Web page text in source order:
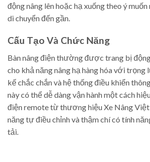
động nâng lên hoặc hạ xuống theo ý
di chuyển đến gần.
Cấu Tạo Và Chức Năng
Bàn nâng điện thường được trang bị
cho khả năng nâng hạ hàng hóa với
kế chắc chắn và hệ thống điều khiển
này có thể dễ dàng vận hành một cách
điện remote từ thương hiệu Xe Nâng Việt
năng tự điều chỉnh và thậm chí có tính
tải.